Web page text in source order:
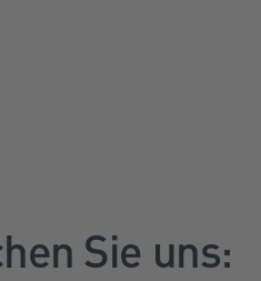
Sie uns: